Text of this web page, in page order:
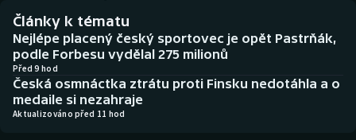
Basketbal
Biatlon
Boby a skeleton
Historické návraty
Aplikace ČT sport
AZ kvíz
Články k tématu
Nejlépe placený český sportovec je opět Pastrňák,
podle Forbesu vydělal 275 milionů
Před 9 hod
Česká osmnáctka ztrátu proti Finsku nedotáhla a o
medaile si nezahraje
Aktualizováno před 11 hod